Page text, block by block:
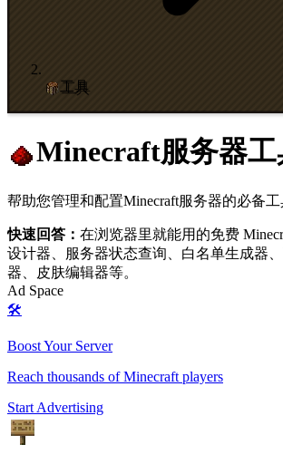
工具
Minecraft服务器工
帮助您管理和配置Minecraft服务器的必备
快速回答： 在浏览器里就能用的免费
设计器、服务器状态查询、白名单生成器
器、皮肤编辑器等。
Ad Space
🛠️
Boost Your Server
Reach thousands of Minecraft players
Start Advertising